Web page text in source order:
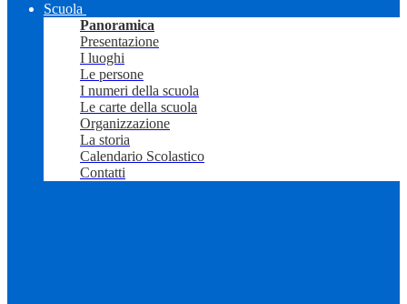
Scuola
Panoramica
Presentazione
I luoghi
Le persone
I numeri della scuola
Le carte della scuola
Organizzazione
La storia
Calendario Scolastico
Contatti